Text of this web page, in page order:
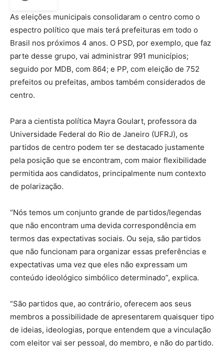
As eleições municipais consolidaram o centro como o
espectro político que mais terá prefeituras em todo o
Brasil nos próximos 4 anos. O PSD, por exemplo, que faz
parte desse grupo, vai administrar 991 municípios;
seguido por MDB, com 864; e PP, com eleição de 752
prefeitos ou prefeitas, ambos também considerados de
centro.
Para a cientista política Mayra Goulart, professora da
Universidade Federal do Rio de Janeiro (UFRJ), os
partidos de centro podem ter se destacado justamente
pela posição que se encontram, com maior flexibilidade
permitida aos candidatos, principalmente num contexto
de polarização.
“Nós temos um conjunto grande de partidos/legendas
que não encontram uma devida correspondência em
termos das expectativas sociais. Ou seja, são partidos
que não funcionam para organizar essas preferências e
expectativas uma vez que eles não expressam um
conteúdo ideológico simbólico determinado”, explica.
“São partidos que, ao contrário, oferecem aos seus
membros a possibilidade de apresentarem quaisquer tipo
de ideias, ideologias, porque entendem que a vinculação
com eleitor vai ser pessoal, do membro, e não do partido.